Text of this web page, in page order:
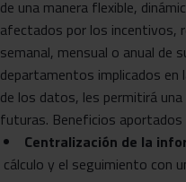
de una manera flexible,
afectados por los incentivos,
semanal, mensual o anual de
departamentos implicados en
de los datos, les permitirá
futuras. Beneficios
Centralización de la
cálculo y el seguimiento con